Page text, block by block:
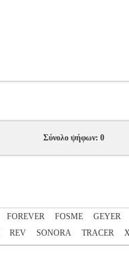
Σύνολο ψήφων: 0
FOREVER FOSME GEYER
REV SONORA TRACER